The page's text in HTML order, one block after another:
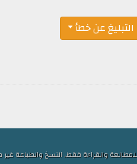
التبليغ عن خطأ
فقط, النسخ والطباعة غير مسموح